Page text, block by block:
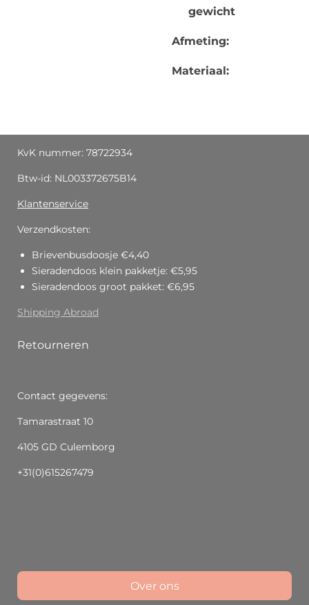
gewicht
Afmeting:
Materiaal:
KvK nummer: 78722934
Btw-id: NL003372675B14
Klantenservice
Verzendkosten:
Brievenbusdoosje €4,40
Sieradendoos klein pakketje: €5,95
Sieradendoos groot pakket: €6,95
Shipping Abroad
Retourneren
Contact gegevens:
Tamarastraat 10
4105 GD Culemborg
+31(0)615267479
Over ons